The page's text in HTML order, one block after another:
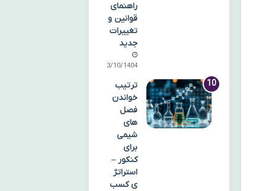
راهنمای
قوانین و
تغییرات
جدید
13/10/1404
ترتیب
خواندن
فصل
های
شیمی
برای
کنکور –
استراتژ
ی کسب